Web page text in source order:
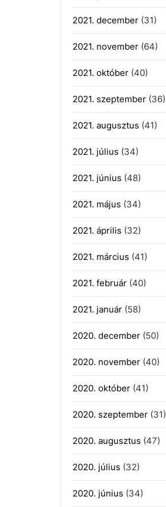
2021. december(31)
2021. november(64)
2021. október(40)
2021. szeptember(36)
2021. augusztus (41)
2021. július (34)
2021. június (48)
2021. május (34)
2021. április (32)
2021. március (41)
2021. február(40)
2021. január(58)
2020. december(50)
2020. november(40)
2020. október(41)
2020. szeptember(31)
2020. augusztus (47)
2020. július (32)
2020. június (34)